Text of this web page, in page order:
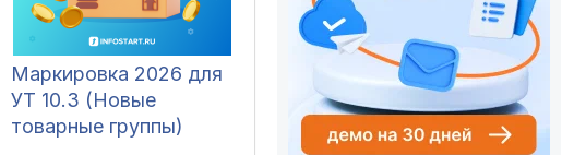
Маркировка 2026 для
УТ 10.3 (Новые
товарные группы)